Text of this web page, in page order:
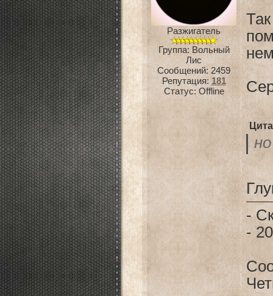
Разжигатель
Группа: Вольный
Лис
Сообщений: 2459
Репутация: 181
Статус: Offline
-
-